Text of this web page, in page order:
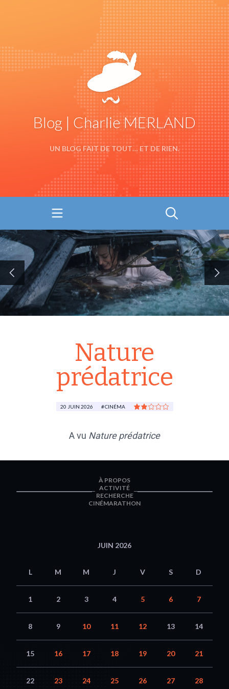
Blog | Charlie MERLAND
UN BLOG FAIT DE TOUT… ET DE RIEN.
Nature
prédatrice
20 JUIN 2026 CINÉMA
A vu Nature prédatrice
À PROPOS
ACTIVITÉ
RECHERCHE
CINÉMARATHON
JUIN 2026
L M M J V S D
1 2 3 4 5 6 7
8 9 10 11 12 13 14
15 16 17 18 19 20 21
22 23 24 25 26 27 28